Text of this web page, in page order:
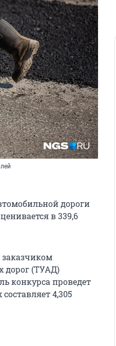
дороги
в 339,6
заказчиком
дорог (ТУАД)
конкурса проведет
4,305